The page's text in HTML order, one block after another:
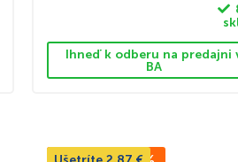
Ihneď k odberu na predajni
BA